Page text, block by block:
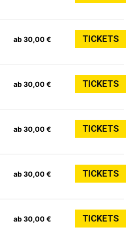
ab 30,00 € TICKETS
ab 30,00 € TICKETS
ab 30,00 € TICKETS
ab 30,00 € TICKETS
ab 30,00 € TICKETS